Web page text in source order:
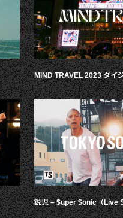
MIND TRAVEL 2023 ダイ
鋭児 – $uper $onic（Live